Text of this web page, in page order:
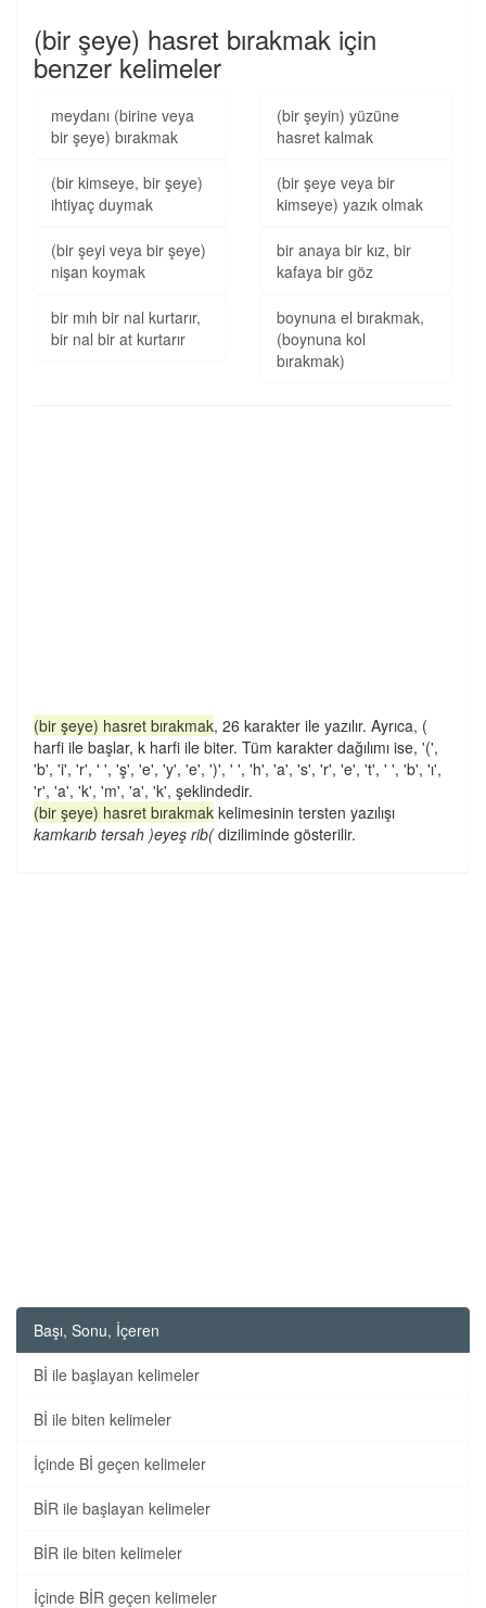
(bir şeye) hasret bırakmak için
benzer kelimeler
meydanı (birine veya
bir şeye) bırakmak
(bir şeyin) yüzüne
hasret kalmak
(bir kimseye, bir şeye)
ihtiyaç duymak
(bir şeye veya bir
kimseye) yazık olmak
(bir şeyi veya bir şeye)
nişan koymak
bir anaya bir kız, bir
kafaya bir göz
bir mıh bir nal kurtarır,
bir nal bir at kurtarır
boynuna el bırakmak,
(boynuna kol
bırakmak)
(bir şeye) hasret bırakmak, 26 karakter ile yazılır. Ayrıca, (
harfi ile başlar, k harfi ile biter. Tüm karakter dağılımı ise, '(',
'b', 'i', 'r', ' ', 'ş', 'e', 'y', 'e', ')', ' ', 'h', 'a', 's', 'r', 'e', 't', ' ', 'b', 'ı',
'r', 'a', 'k', 'm', 'a', 'k', şeklindedir.
(bir şeye) hasret bırakmak kelimesinin tersten yazılışı
kamkarıb tersah )eyeş rib(diziliminde gösterilir.
Başı, Sonu, İçeren
Bİ ile başlayan kelimeler
Bİ ile biten kelimeler
İçinde Bİ geçen kelimeler
BİR ile başlayan kelimeler
BİR ile biten kelimeler
İçinde BİR geçen kelimeler